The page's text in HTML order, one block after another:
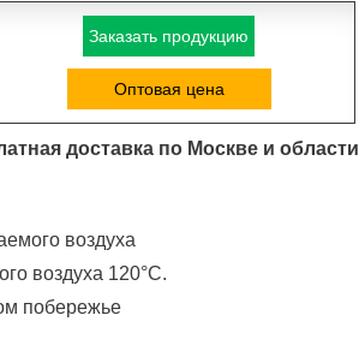
Заказать продукцию
Оптовая цена
доставка по Москве и области
воздуха
воздуха 120°C.
побережье